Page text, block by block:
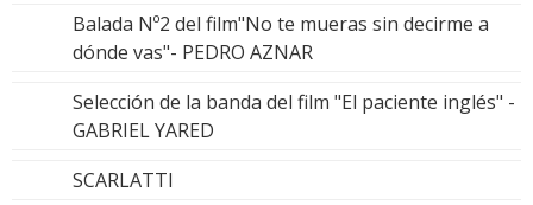
Balada Nº2 del film"No te mueras sin decirme a
dónde vas"- PEDRO AZNAR
Selección de la banda del film "El paciente inglés" -
GABRIEL YARED
SCARLATTI